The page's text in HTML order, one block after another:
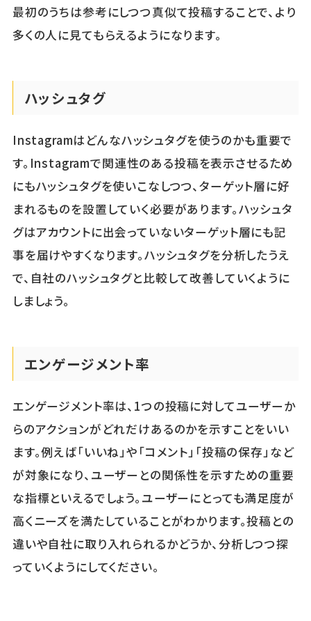
最初のうちは参考にしつつ真似て投稿することで、より
多くの人に見てもらえるようになります。
ハッシュタグ
Instagramはどんなハッシュタグを使うのかも重要で
す。Instagramで関連性のある投稿を表示させるため
にもハッシュタグを使いこなしつつ、ターゲット層に好
まれるものを設置していく必要があります。ハッシュタ
グはアカウントに出会っていないターゲット層にも記
事を届けやすくなります。ハッシュタグを分析したうえ
で、自社のハッシュタグと比較して改善していくように
しましょう。
エンゲージメント率
エンゲージメント率は、1つの投稿に対してユーザーか
らのアクションがどれだけあるのかを示すことをいい
ます。例えば「いいね」や「コメント」「投稿の保存」など
が対象になり、ユーザーとの関係性を示すための重要
な指標といえるでしょう。ユーザーにとっても満足度が
高くニーズを満たしていることがわかります。投稿との
違いや自社に取り入れられるかどうか、分析しつつ探
っていくようにしてください。